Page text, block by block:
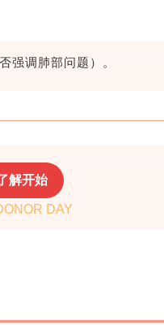
强调肺部问题）。
解开始
DAY